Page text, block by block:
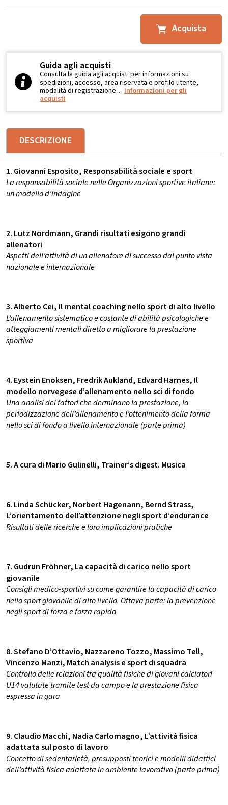
Acquista
Guida agli acquisti
Consulta la guida agli acquisti per informazioni su
spedizioni, accesso, area riservata e profilo utente,
modalità di registrazione… Informazioni per gli
acquisti
DESCRIZIONE
1. Giovanni Esposito, Responsabilità sociale e sport
La responsabilità sociale nelle Organizzazioni sportive italiane:
un modello d’indagine
2. Lutz Nordmann, Grandi risultati esigono grandi
allenatori
Aspetti dell’attività di un allenatore di successo dal punto vista
nazionale e internazionale
3. Alberto Cei, Il mental coaching nello sport di alto livello
L’allenamento sistematico e costante di abilità psicologiche e
atteggiamenti mentali diretto a migliorare la prestazione
sportiva
4. Eystein Enoksen, Fredrik Aukland, Edvard Harnes, Il
modello norvegese d’allenamento nello sci di fondo
Una analisi dei fattori che derminano la prestazione, la
periodizzazione dell’allenamento e l’ottenimento della forma
nello sci di fondo a livello internazionale (parte prima)
5. A cura di Mario Gulinelli, Trainer’s digest. Musica
6. Linda Schücker, Norbert Hagenann, Bernd Strass,
L’orientamento dell’attenzione negli sport d’endurance
Risultati delle ricerche e loro implicazioni pratiche
7. Gudrun Fröhner, La capacità di carico nello sport
giovanile
Consigli medico-sportivi su come garantire la capacità di carico
nello sport giovanile di alto livello. Ottava parte: la prevenzione
negli sport di forza e forza rapida
8. Stefano D’Ottavio, Nazzareno Tozzo, Massimo Tell,
Vincenzo Manzi, Match analysis e sport di squadra
Controllo delle relazioni tra qualità fisiche di giovani calciatori
U14 valutate tramite test da campo e la prestazione fisica
espressa in gara
9. Claudio Macchi, Nadia Carlomagno, L’attività fisica
adattata sul posto di lavoro
Concetto di sedentarietà, presupposti teorici e modelli didattici
dell’attività fisica adattata in ambiente lavorativo (parte prima)